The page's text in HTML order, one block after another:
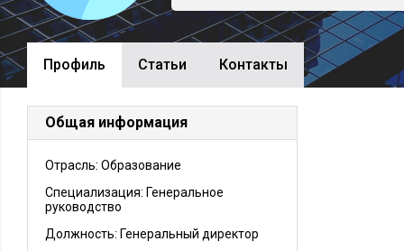
Профиль Cтатьи Контакты
Общая информация
Отрасль: Образование
Специализация: Генеральное
руководство
Должность: Генеральный директор